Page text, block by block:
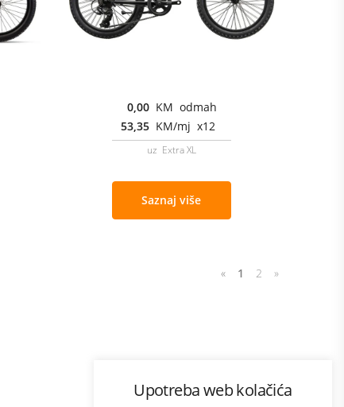
Upotreba web kolačića
0,00 KM odmah
53,35 KM/mj x12
uz Extra XL
Saznaj više
« 1 2 »
Bonus plus